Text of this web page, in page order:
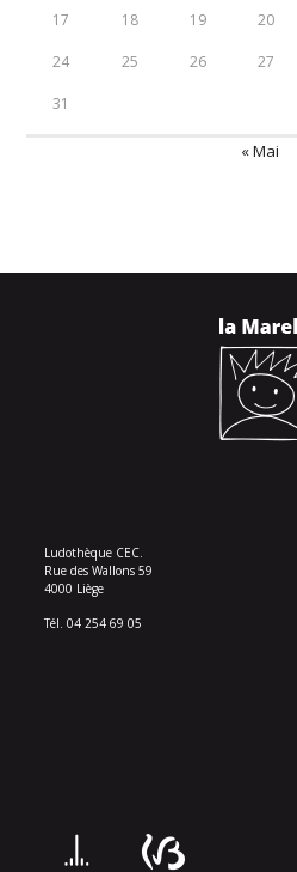
17 18 19 20
24 25 26 27
31
« Mai
Ludothèque CEC.
Rue des Wallons 59
4000 Liège
Tél. 04 254 69 05